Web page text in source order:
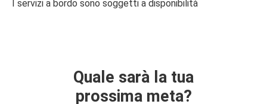
I servizi a bordo sono soggetti a disponibilità
Quale sarà la tua
prossima meta?